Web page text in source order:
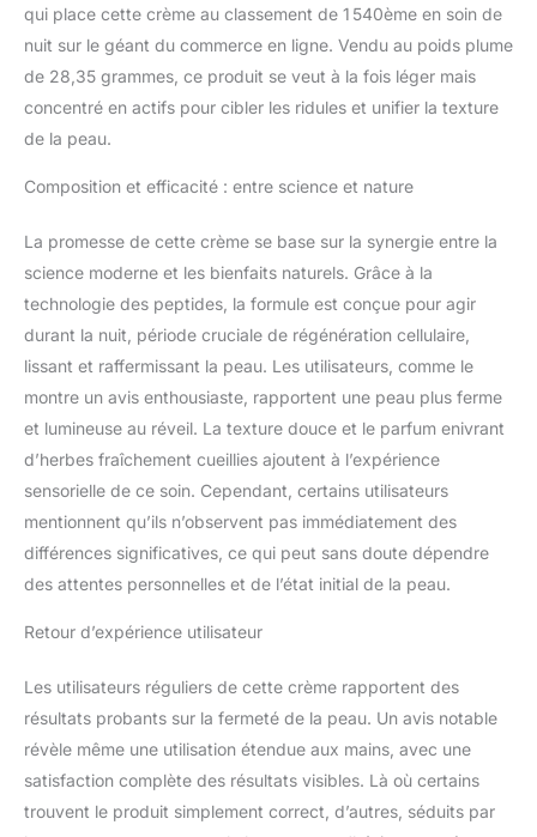
qui place cette crème au classement de 1 540ème en soin de
nuit sur le géant du commerce en ligne. Vendu au poids plume
de 28,35 grammes, ce produit se veut à la fois léger mais
concentré en actifs pour cibler les ridules et unifier la texture
de la peau.
Composition et efficacité : entre science et nature
La promesse de cette crème se base sur la synergie entre la
science moderne et les bienfaits naturels. Grâce à la
technologie des peptides, la formule est conçue pour agir
durant la nuit, période cruciale de régénération cellulaire,
lissant et raffermissant la peau. Les utilisateurs, comme le
montre un avis enthousiaste, rapportent une peau plus ferme
et lumineuse au réveil. La texture douce et le parfum enivrant
d’herbes fraîchement cueillies ajoutent à l’expérience
sensorielle de ce soin. Cependant, certains utilisateurs
mentionnent qu’ils n’observent pas immédiatement des
différences significatives, ce qui peut sans doute dépendre
des attentes personnelles et de l’état initial de la peau.
Retour d’expérience utilisateur
Les utilisateurs réguliers de cette crème rapportent des
résultats probants sur la fermeté de la peau. Un avis notable
révèle même une utilisation étendue aux mains, avec une
satisfaction complète des résultats visibles. Là où certains
trouvent le produit simplement correct, d’autres, séduits par